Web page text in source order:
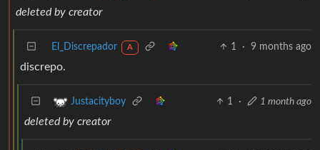
deleted by creator
El_Discrepador A 1 · 9 months ago
discrepo.
Justacityboy 1 · 1 month ago
deleted by creator